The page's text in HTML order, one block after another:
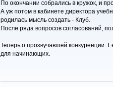
По окончании собрались в кружок, и
А уж потом в кабинете директора
родилась мысль создать - Клуб.
После ряда вопросов согласований,
Теперь о прозвучавшей конкуренции.
для начинающих.